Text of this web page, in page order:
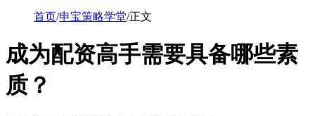
首页/申宝策略学堂/正文
成为配资高手需要具备哪些素
质？